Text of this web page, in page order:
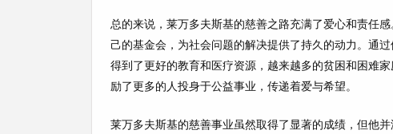
总的来说，莱万多夫斯基的慈善之路充满了爱心和责任
己的基金会，为社会问题的解决提供了持久的动力。通
得到了更好的教育和医疗资源，越来越多的贫困和困难
励了更多的人投身于公益事业，传递着爱与希望。
莱万多夫斯基的慈善事业虽然取得了显著的成绩，但他